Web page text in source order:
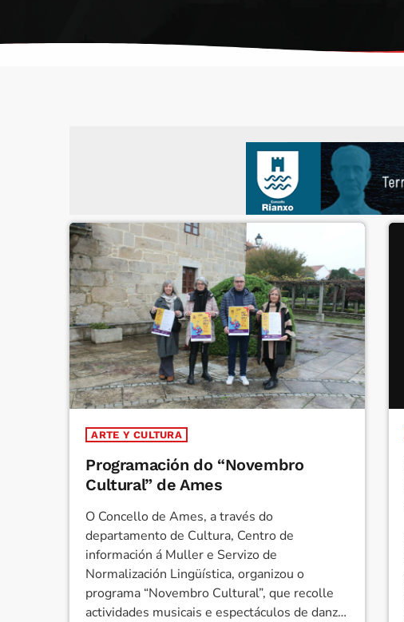
ARTE Y CULTURA
Programación do “Novembro
Cultural” de Ames
O Concello de Ames, a través do
departamento de Cultura, Centro de
información á Muller e Servizo de
Normalización Lingüística, organizou o
programa “Novembro Cultural”, que recolle
actividades musicais e espectáculos de danza